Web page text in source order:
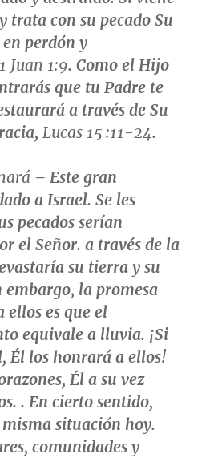
trata con su pecado Su
perdón y
1 Juan 1:9. Como el Hijo
que tu Padre te
a través de Su
Lucas 15 :11-24.
– Este gran
a Israel. Se les
pecados serían
el Señor. a través de la
su tierra y su
embargo, la promesa
ellos es que el
equivale a lluvia. ¡Si
Él los honrará a ellos!
Él a su vez
. En cierto sentido,
situación hoy.
comunidades y